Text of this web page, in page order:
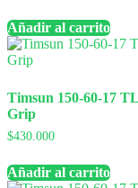
Añadir al carrito
Timsun 150-60-17
Grip
$430.000
Añadir al carrito